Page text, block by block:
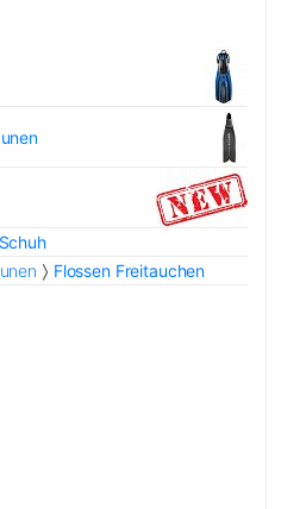
Flossen Freitauchen